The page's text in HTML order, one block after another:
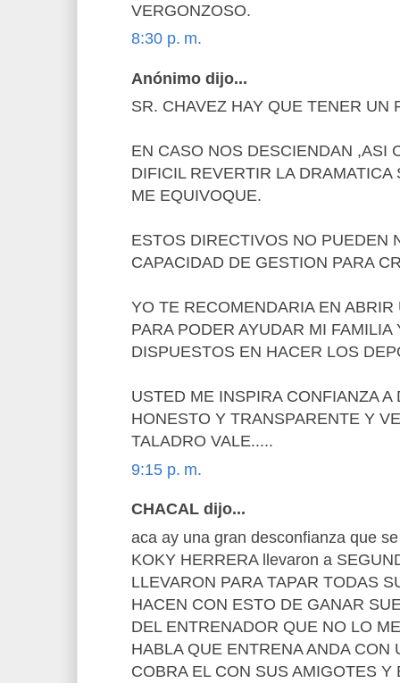
VERGONZOSO.
8:30 p. m.
Anónimo dijo...
SR. CHAVEZ HAY QUE TENER UN
EN CASO NOS DESCIENDAN ,ASI
DIFICIL REVERTIR LA
ME EQUIVOQUE.
ESTOS DIRECTIVOS NO PUEDEN
CAPACIDAD DE GESTION PARA
YO TE RECOMENDARIA EN
PARA PODER AYUDAR MI FAMILIA
DISPUESTOS EN HACER LOS
USTED ME INSPIRA CONFIANZA
HONESTO Y TRANSPARENTE Y
TALADRO VALE.....
9:15 p. m.
CHACAL dijo...
aca ay una gran desconfianza que
KOKY HERRERA llevaron a
LLEVARON PARA TAPAR TODAS
HACEN CON ESTO DE GANAR
DEL ENTRENADOR QUE NO LO
HABLA QUE ENTRENA ANDA CON
COBRA EL CON SUS AMIGOTES